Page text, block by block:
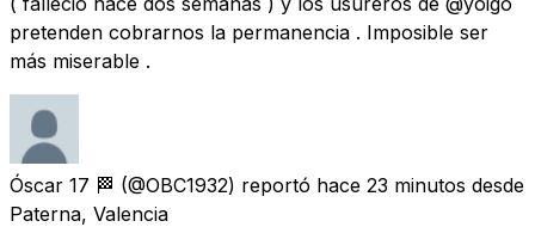
pretenden cobrarnos la permanencia . Imposible ser
más miserable .
Óscar 17 🏁 (@OBC1932) reportó hace 23 minutos desde
Paterna, Valencia